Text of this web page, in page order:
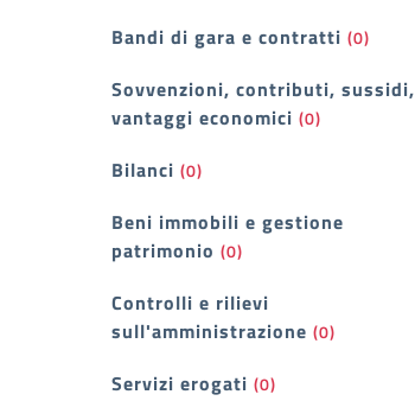
Bandi di gara e contratti (0)
Sovvenzioni, contributi, sussidi,
vantaggi economici (0)
Bilanci (0)
Beni immobili e gestione
patrimonio (0)
Controlli e rilievi
sull'amministrazione (0)
Servizi erogati (0)